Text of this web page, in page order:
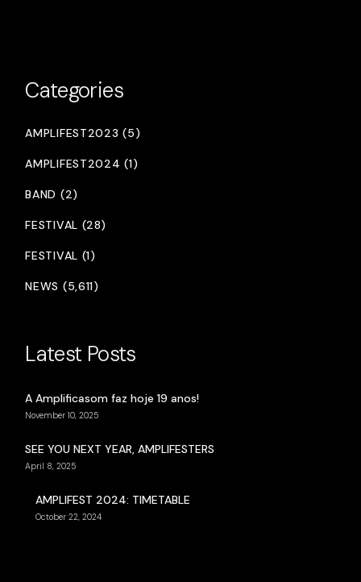
Categories
AMPLIFEST2023 (5)
AMPLIFEST2024 (1)
BAND (2)
FESTIVAL (28)
FESTIVAL (1)
NEWS (5,611)
Latest Posts
A Amplificasom faz hoje 19 anos!
November 10, 2025
SEE YOU NEXT YEAR, AMPLIFESTERS
April 8, 2025
AMPLIFEST 2024: TIMETABLE
October 22, 2024